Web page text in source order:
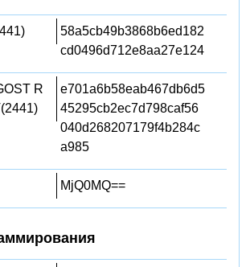
58a5cb49b3868b6ed182
cd0496d712e8aa27e124
R
e701a6b58eab467db6d5
45295cb2ec7d798caf56
040d268207179f4b284c
a985
MjQ0MQ==